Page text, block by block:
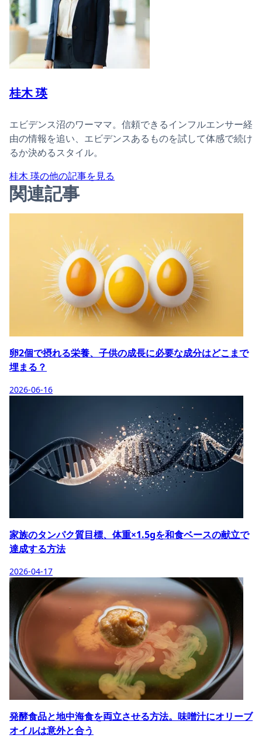
桂木 瑛
エビデンス沼のワーママ。信頼できるインフルエンサー経
由の情報を追い、エビデンスあるものを試して体感で続け
るか決めるスタイル。
桂木 瑛の他の記事を見る
関連記事
卵2個で摂れる栄養、子供の成長に必要な成分はどこまで
埋まる？
2026-06-16
家族のタンパク質目標、体重×1.5gを和食ベースの献立で
達成する方法
2026-04-17
発酵食品と地中海食を両立させる方法。味噌汁にオリーブ
オイルは意外と合う